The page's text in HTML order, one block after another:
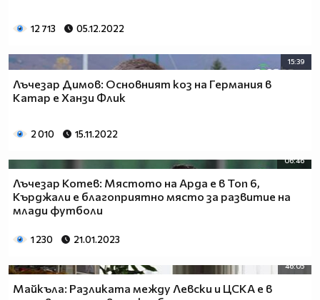
12 713 05.12.2022
15:39
Лъчезар Димов: Основният коз на Германия в
Катар е Ханзи Флик
2 010 15.11.2022
06:46
Лъчезар Котев: Мястото на Арда е в Топ 6,
Кърджали е благоприятно място за развитие на
млади футболи
1 230 21.01.2023
46:05
Майкъла: Разликата между Левски и ЦСКА е в